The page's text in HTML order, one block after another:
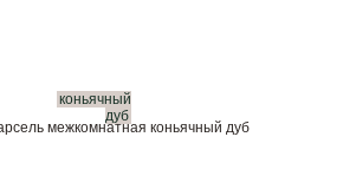
коньячный
дуб